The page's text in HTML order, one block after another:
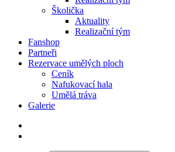
Školička
Aktuality
Realizační tým
Fanshop
Partneři
Rezervace umělých ploch
Ceník
Nafukovací hala
Umělá tráva
Galerie